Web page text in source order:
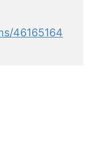
46165164